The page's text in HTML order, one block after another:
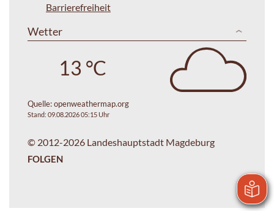
Barrierefreiheit
Wetter
13 °C
Quelle:openweathermap.org
Stand: 09.08.2026 05:15 Uhr
© 2012-2026 Landeshauptstadt Magdeburg
FOLGEN